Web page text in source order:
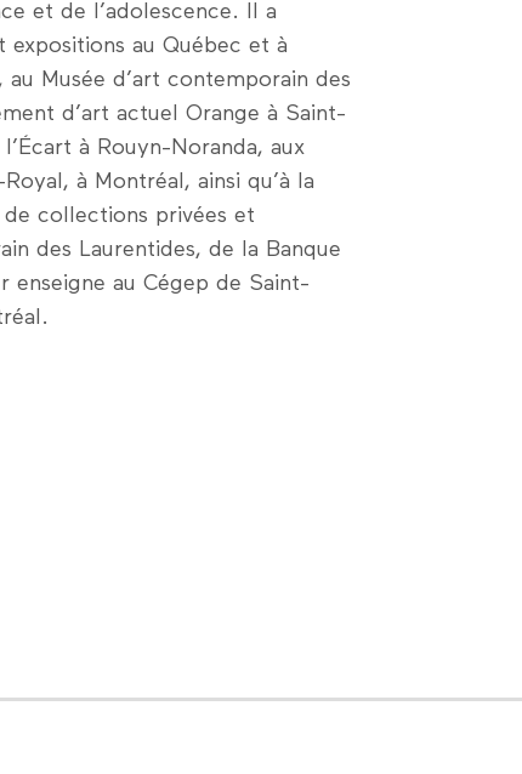
et de l’adolescence. Il a
expositions au Québec et à
Musée d’art contemporain des
d’art actuel Orange à Saint-
à Rouyn-Noranda, aux
à Montréal, ainsi qu’à la
collections privées et
des Laurentides, de la Banque
enseigne au Cégep de Saint-